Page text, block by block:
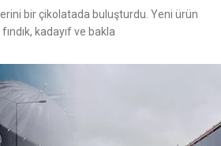
bir çikolatada buluşturdu. Yeni ürün
kadayıf ve bakla